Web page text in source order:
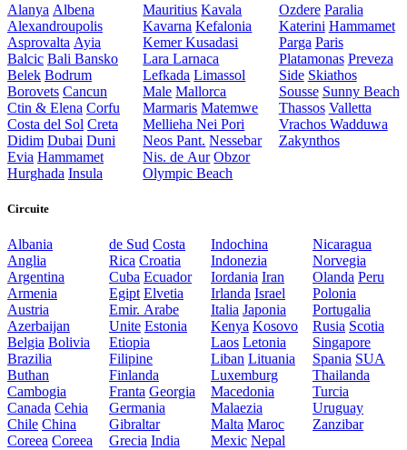
Alanya Albena
Alexandroupolis
Asprovalta Ayia
Balcic Bali Bansko
Belek Bodrum
Borovets Cancun
Ctin & Elena Corfu
Costa del Sol Creta
Didim Dubai Duni
Evia Hammamet
Hurghada Insula
Mauritius Kavala
Kavarna Kefalonia
KemerKusadasi
LaraLarnaca
Lefkada Limassol
Male Mallorca
Marmaris Matemwe
MelliehaNei Pori
Neos Pant. Nessebar
Nis. de Aur Obzor
Olympic Beach
Ozdere Paralia
Katerini Hammamet
Parga Paris
Platamonas Preveza
Side Skiathos
Sousse Sunny Beach
Thassos Valletta
Vrachos Wadduwa
Zakynthos
Circuite
Albania
Anglia
Argentina
Armenia
Austria
Azerbaijan
Belgia Bolivia
Brazilia
Buthan
Cambogia
Canada Cehia
Chile China
Coreea Coreea
de Sud Costa
Rica Croatia
Cuba Ecuador
Egipt Elvetia
Emir. Arabe
Unite Estonia
Etiopia
Filipine
Finlanda
Franta Georgia
Germania
Gibraltar
Grecia India
Indochina
Indonezia
Iordania Iran
Irlanda Israel
Italia Japonia
Kenya Kosovo
Laos Letonia
Liban Lituania
Luxemburg
Macedonia
Malaezia
Malta Maroc
Mexic Nepal
Nicaragua
Norvegia
Olanda Peru
Polonia
Portugalia
Rusia Scotia
Singapore
Spania SUA
Thailanda
Turcia
Uruguay
Zanzibar